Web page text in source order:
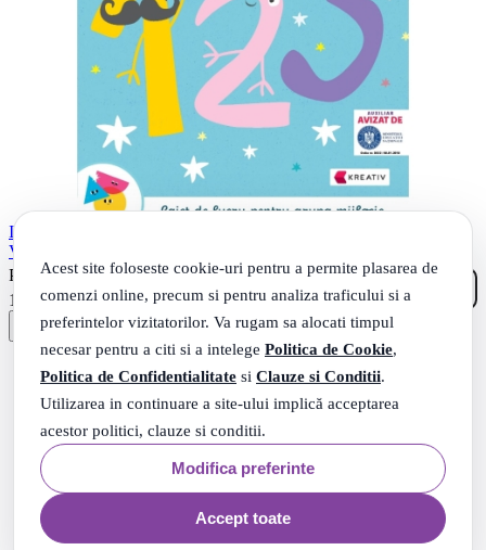
Acest site foloseste cookie-uri pentru a permite plasarea de
comenzi online, precum si pentru analiza traficului si a
preferintelor vizitatorilor. Va rugam sa alocati timpul
necesar pentru a citi si a intelege Politica de Cookie,
Politica de Confidentialitate si Clauze si Conditii.
Utilizarea in continuare a site-ului implică acceptarea
acestor politici, clauze si conditii.
Modifica preferinte
Accept toate
Invat si ma dezvolt – Activitate matematica (grupa mijlocie) - Anca
Vodita Editie 2023
PRP: 12.00Lei
10
39Lei